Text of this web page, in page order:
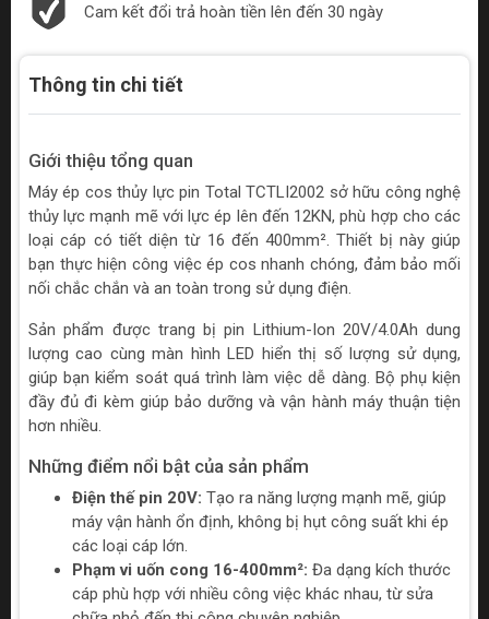
Cam kết đổi trả hoàn tiền lên đến 30 ngày
Thông tin chi tiết
Giới thiệu tổng quan
Máy ép cos thủy lực pin Total TCTLI2002 sở hữu công nghệ
thủy lực mạnh mẽ với lực ép lên đến 12KN, phù hợp cho các
loại cáp có tiết diện từ 16 đến 400mm². Thiết bị này giúp
bạn thực hiện công việc ép cos nhanh chóng, đảm bảo mối
nối chắc chắn và an toàn trong sử dụng điện.
Sản phẩm được trang bị pin Lithium-Ion 20V/4.0Ah dung
lượng cao cùng màn hình LED hiển thị số lượng sử dụng,
giúp bạn kiểm soát quá trình làm việc dễ dàng. Bộ phụ kiện
đầy đủ đi kèm giúp bảo dưỡng và vận hành máy thuận tiện
hơn nhiều.
Những điểm nổi bật của sản phẩm
Điện thế pin 20V: Tạo ra năng lượng mạnh mẽ, giúp
máy vận hành ổn định, không bị hụt công suất khi ép
các loại cáp lớn.
Phạm vi uốn cong 16-400mm²: Đa dạng kích thước
cáp phù hợp với nhiều công việc khác nhau, từ sửa